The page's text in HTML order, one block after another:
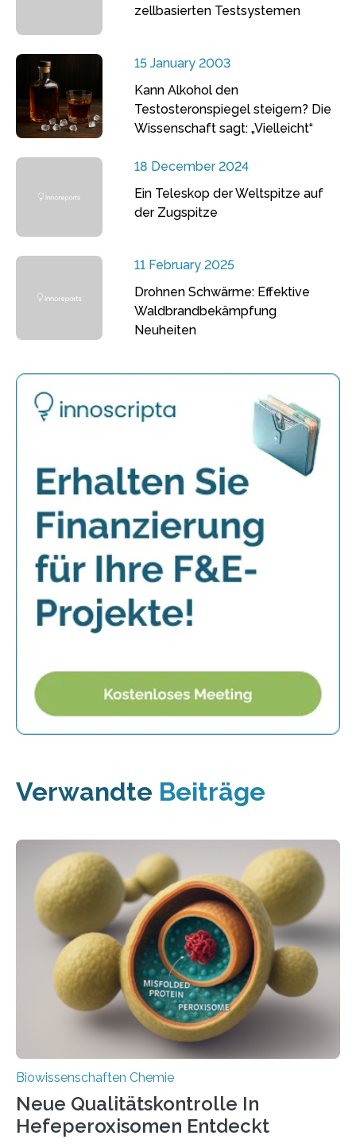
zellbasierten Testsystemen
15 January 2003
Kann Alkohol den
Testosteronspiegel steigern? Die
Wissenschaft sagt: „Vielleicht“
18 December 2024
Ein Teleskop der Weltspitze auf
der Zugspitze
11 February 2025
Drohnen Schwärme: Effektive
Waldbrandbekämpfung
Neuheiten
Verwandte Beiträge
Biowissenschaften Chemie
Neue Qualitätskontrolle In
Hefeperoxisomen Entdeckt